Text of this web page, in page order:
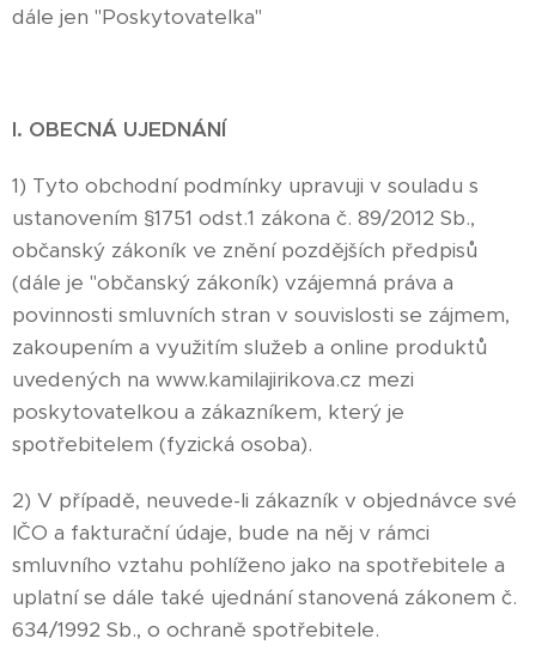
dále jen "Poskytovatelka"
I. OBECNÁ UJEDNÁNÍ
1) Tyto obchodní podmínky upravuji v souladu s
ustanovením §1751 odst.1 zákona č. 89/2012 Sb.,
občanský zákoník ve znění pozdějších předpisů
(dále je "občanský zákoník) vzájemná práva a
povinnosti smluvních stran v souvislosti se zájmem,
zakoupením a využitím služeb a online produktů
uvedených na www.kamilajirikova.cz mezi
poskytovatelkou a zákazníkem, který je
spotřebitelem (fyzická osoba).
2) V případě, neuvede-li zákazník v objednávce své
IČO a fakturační údaje, bude na něj v rámci
smluvního vztahu pohlíženo jako na spotřebitele a
uplatní se dále také ujednání stanovená zákonem č.
634/1992 Sb., o ochraně spotřebitele.